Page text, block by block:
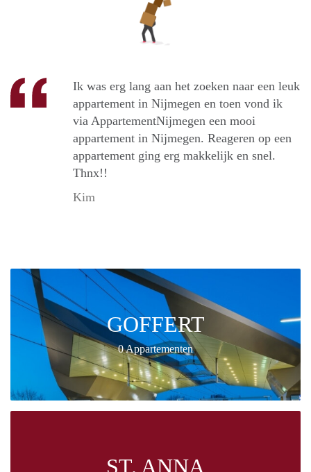
Ik was erg lang aan het zoeken naar een leuk
appartement in Nijmegen en toen vond ik
via AppartementNijmegen een mooi
appartement in Nijmegen. Reageren op een
appartement ging erg makkelijk en snel.
Thnx!!
Kim
GOFFERT
0 Appartementen
ST. ANNA